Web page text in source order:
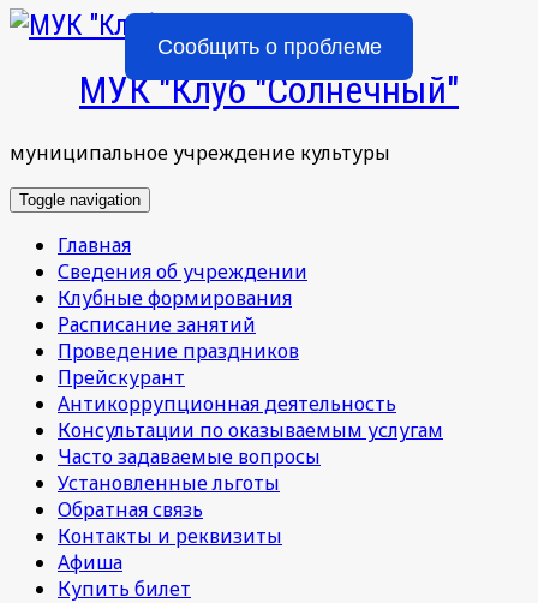
Сообщить о проблеме
МУК "Клуб "Солнечный"
муниципальное учреждение культуры
Toggle navigation
Главная
Сведения об учреждении
Клубные формирования
Расписание занятий
Проведение праздников
Прейскурант
Антикоррупционная деятельность
Консультации по оказываемым услугам
Часто задаваемые вопросы
Установленные льготы
Обратная связь
Контакты и реквизиты
Афиша
Купить билет